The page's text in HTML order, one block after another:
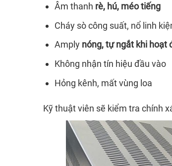
Âm thanh rè, hú, méo tiếng
Cháy sò công suất, nổ linh
Amply nóng, tự ngắt khi hoạt
Không nhận tín hiệu đầu vào
Hỏng kênh, mất vùng loa
Kỹ thuật viên sẽ kiểm tra chính